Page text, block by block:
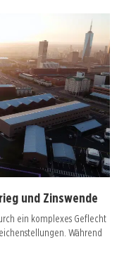
und Zinswende
ein komplexes Geflecht
Während